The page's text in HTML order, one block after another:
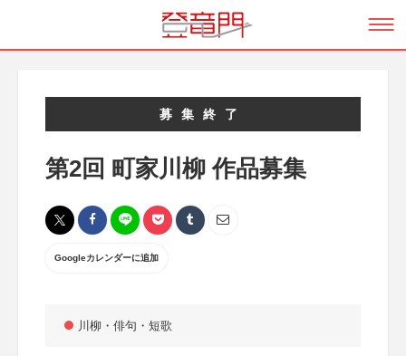
募集終了
第2回 町家川柳 作品募集
Googleカレンダーに追加
川柳・俳句・短歌